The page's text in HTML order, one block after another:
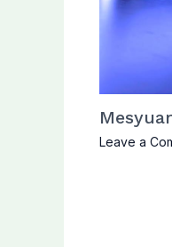
Leave a